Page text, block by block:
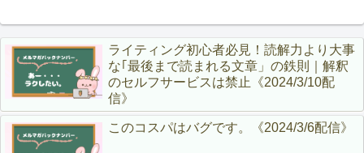
ライティング初心者必見！読解力より大事
な｢最後まで読まれる文章」の鉄則｜解釈
のセルフサービスは禁止《2024/3/10配
信》
このコスパはバグです。《2024/3/6配信》